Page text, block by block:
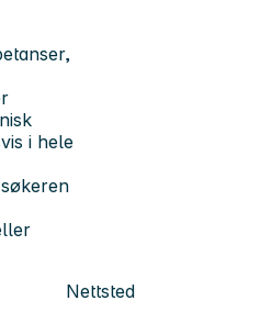
i hele
Nettsted